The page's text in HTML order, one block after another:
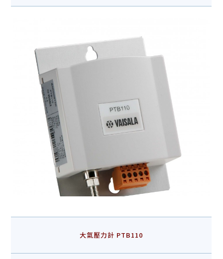
大氣壓力計 PTB110